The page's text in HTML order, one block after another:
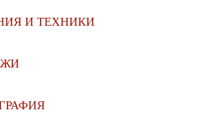
И ТЕХНИКИ